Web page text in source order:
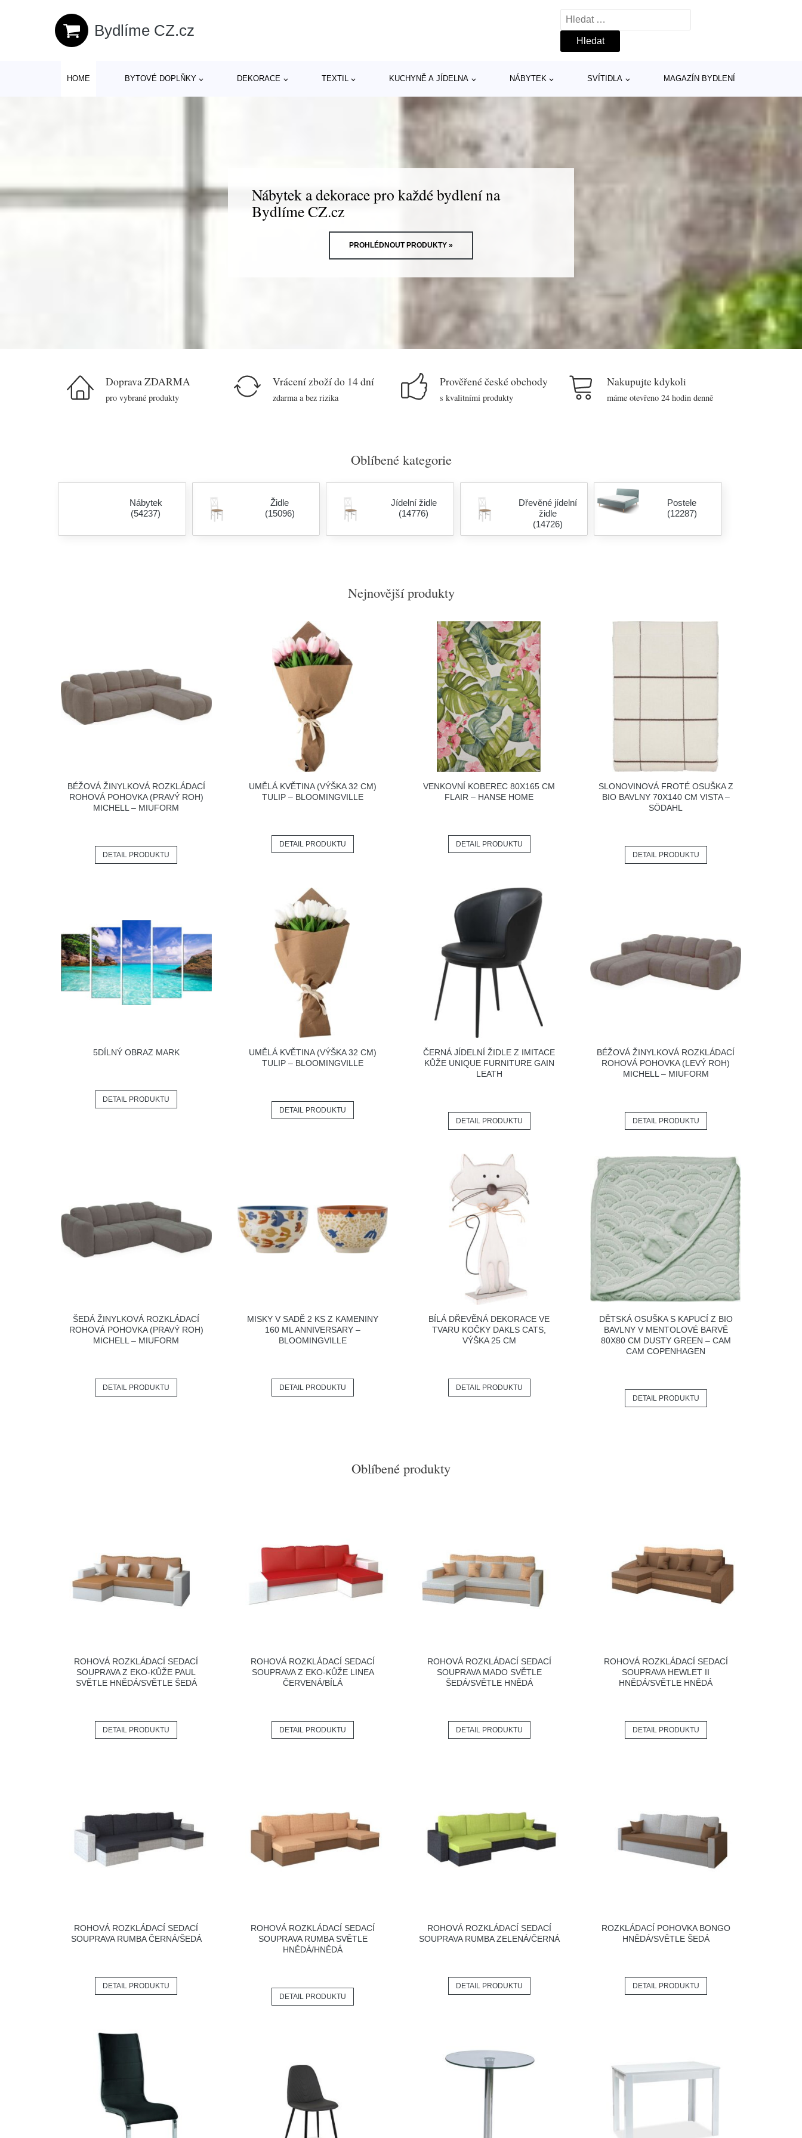
Bydlíme CZ.cz
Vyhledávání
HOME BYTOVÉ DOPLŇKY DEKORACE TEXTIL KUCHYNĚ A JÍDELNA NÁBYTEK SVÍTIDLA MAGAZÍN BYDLENÍ
Nábytek a dekorace pro každé bydlení na
Bydlíme CZ.cz
PROHLÉDNOUT PRODUKTY »
Doprava ZDARMA
pro vybrané produkty
Vrácení zboží do 14 dní
zdarma a bez rizika
Prověřené české obchody
s kvalitními produkty
Nakupujte kdykoli
máme otevřeno 24 hodin denně
Oblíbené kategorie
Nábytek
(54237)
Židle
(15096)
Jídelní židle
(14776)
Dřevěné jídelní
židle
(14726)
Postele
(12287)
Nejnovější produkty
BÉŽOVÁ ŽINYLKOVÁ ROZKLÁDACÍ
ROHOVÁ POHOVKA (PRAVÝ ROH)
MICHELL – MIUFORM
DETAIL PRODUKTU
UMĚLÁ KVĚTINA (VÝŠKA 32 CM)
TULIP – BLOOMINGVILLE
DETAIL PRODUKTU
VENKOVNÍ KOBEREC 80X165 CM
FLAIR – HANSE HOME
DETAIL PRODUKTU
SLONOVINOVÁ FROTÉ OSUŠKA Z
BIO BAVLNY 70X140 CM VISTA –
SÖDAHL
DETAIL PRODUKTU
5DÍLNÝ OBRAZ MARK
DETAIL PRODUKTU
UMĚLÁ KVĚTINA (VÝŠKA 32 CM)
TULIP – BLOOMINGVILLE
DETAIL PRODUKTU
ČERNÁ JÍDELNÍ ŽIDLE Z IMITACE
KŮŽE UNIQUE FURNITURE GAIN
LEATH
DETAIL PRODUKTU
BÉŽOVÁ ŽINYLKOVÁ ROZKLÁDACÍ
ROHOVÁ POHOVKA (LEVÝ ROH)
MICHELL – MIUFORM
DETAIL PRODUKTU
ŠEDÁ ŽINYLKOVÁ ROZKLÁDACÍ
ROHOVÁ POHOVKA (PRAVÝ ROH)
MICHELL – MIUFORM
DETAIL PRODUKTU
MISKY V SADĚ 2 KS Z KAMENINY
160 ML ANNIVERSARY –
BLOOMINGVILLE
DETAIL PRODUKTU
BÍLÁ DŘEVĚNÁ DEKORACE VE
TVARU KOČKY DAKLS CATS,
VÝŠKA 25 CM
DETAIL PRODUKTU
DĚTSKÁ OSUŠKA S KAPUCÍ Z BIO
BAVLNY V MENTOLOVÉ BARVĚ
80X80 CM DUSTY GREEN – CAM
CAM COPENHAGEN
DETAIL PRODUKTU
Oblíbené produkty
ROHOVÁ ROZKLÁDACÍ SEDACÍ
SOUPRAVA Z EKO-KŮŽE PAUL
SVĚTLE HNĚDÁ/SVĚTLE ŠEDÁ
DETAIL PRODUKTU
ROHOVÁ ROZKLÁDACÍ SEDACÍ
SOUPRAVA Z EKO-KŮŽE LINEA
ČERVENÁ/BÍLÁ
DETAIL PRODUKTU
ROHOVÁ ROZKLÁDACÍ SEDACÍ
SOUPRAVA MADO SVĚTLE
ŠEDÁ/SVĚTLE HNĚDÁ
DETAIL PRODUKTU
ROHOVÁ ROZKLÁDACÍ SEDACÍ
SOUPRAVA HEWLET II
HNĚDÁ/SVĚTLE HNĚDÁ
DETAIL PRODUKTU
ROHOVÁ ROZKLÁDACÍ SEDACÍ
SOUPRAVA RUMBA ČERNÁ/ŠEDÁ
DETAIL PRODUKTU
ROHOVÁ ROZKLÁDACÍ SEDACÍ
SOUPRAVA RUMBA SVĚTLE
HNĚDÁ/HNĚDÁ
DETAIL PRODUKTU
ROHOVÁ ROZKLÁDACÍ SEDACÍ
SOUPRAVA RUMBA ZELENÁ/ČERNÁ
DETAIL PRODUKTU
ROZKLÁDACÍ POHOVKA BONGO
HNĚDÁ/SVĚTLE ŠEDÁ
DETAIL PRODUKTU